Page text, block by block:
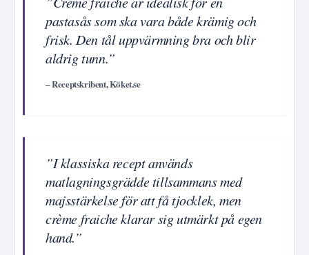
pastasås som ska vara både krämig och
frisk. Den tål uppvärmning bra och blir
aldrig tunn.”
– Receptskribent, Köket.se
”I klassiska recept används
matlagningsgrädde tillsammans med
majsstärkelse för att få tjocklek, men
crème fraiche klarar sig utmärkt på egen
hand.”